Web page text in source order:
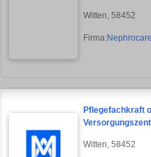
Witten, 58452
Firma:
Pflegefachkraft
Witten, 58452